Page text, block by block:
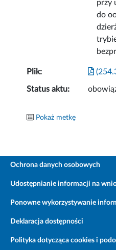
przy
do
Plik:
Status aktu:
Pokaż metkę
Ochrona danych osobowych
Udostępnianie informacji na
Ponowne wykorzystywanie
Deklaracja dostępności
Polityka dotycząca cookies i